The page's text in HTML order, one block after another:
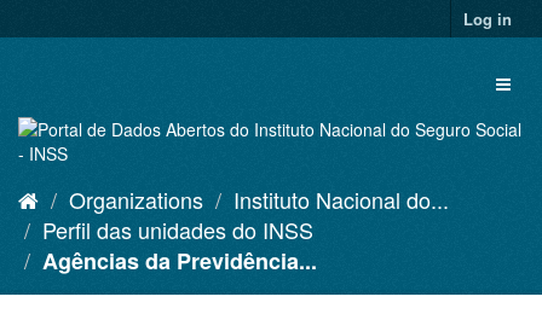
to
Log in
Organizations
Instituto Nacional do...
Perfil das unidades do INSS
Agências da Previdência...